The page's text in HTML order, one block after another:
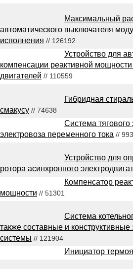
Максимальный
автоматического выключателя
исполнения // 126192
Устройство для
компенсации реактивной
двигателей // 110559
Гибридная
смакусу // 74638
Система
электровоза переменного тока //
Устройство для
ротора асинхронного
Компенсатор
мощности // 51301
Система
также составные и
системы // 121904
Инициатор